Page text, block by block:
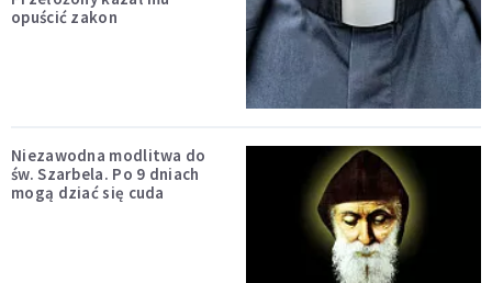
opuścić zakon
Niezawodna modlitwa do
św. Szarbela. Po 9 dniach
mogą dziać się cuda